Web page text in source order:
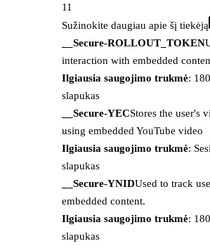
11
Sužinokite daugiau apie šį tiekėją
__Secure-ROLLOUT_TOKEN
interaction with embedded
Ilgiausia saugojimo trukmė:
slapukas
__Secure-YECStores the user's
using embedded YouTube video
Ilgiausia saugojimo trukmė:
slapukas
__Secure-YNIDUsed to track
embedded content.
Ilgiausia saugojimo trukmė:
slapukas